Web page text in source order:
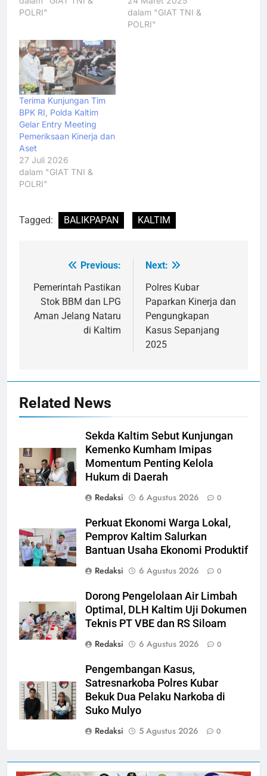
POLRI"
dalam "GIAT TNI &
POLRI"
Terima Kunjungan Tim
BPK RI, Polda Kaltim
Gelar Entry Meeting
Pemeriksaan Kinerja dan
Aset
27 Juli 2026
dalam "GIAT TNI &
POLRI"
Tagged: BALIKPAPAN KALTIM
Navigasi
pos
Previous:
Pemerintah Pastikan
Stok BBM dan LPG
Aman Jelang Nataru
di Kaltim
Next:
Polres Kubar
Paparkan Kinerja dan
Pengungkapan
Kasus Sepanjang
2025
Related News
Sekda Kaltim Sebut Kunjungan
Kemenko Kumham Imipas
Momentum Penting Kelola
Hukum di Daerah
Redaksi
6 Agustus 2026 0
Perkuat Ekonomi Warga Lokal,
Pemprov Kaltim Salurkan
Bantuan Usaha Ekonomi Produktif
Redaksi
6 Agustus 2026 0
Dorong Pengelolaan Air Limbah
Optimal, DLH Kaltim Uji Dokumen
Teknis PT VBE dan RS Siloam
Redaksi
6 Agustus 2026 0
Pengembangan Kasus,
Satresnarkoba Polres Kubar
Bekuk Dua Pelaku Narkoba di
Suko Mulyo
Redaksi
5 Agustus 2026 0